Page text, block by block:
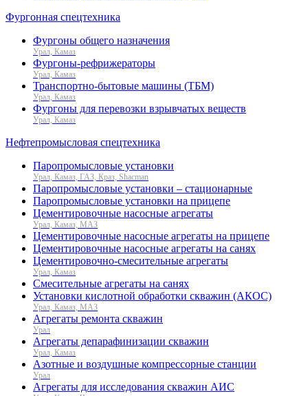
Фургонная спецтехника
Фургоны общего назначения
Урал, Камаз
Фургоны-рефрижераторы
Урал, Камаз
Транспортно-бытовые машины (ТБМ)
Урал, Камаз
Фургоны для перевозки взрывчатых веществ
Урал, Камаз
Нефтепромысловая спецтехника
Паропромысловые установки
Урал, Камаз, ГАЗ, Краз, Shacman
Паропромысловые установки – стационарные
Паропромысловые установки на прицепе
Цементировочные насосные агрегаты
Урал, Камаз, МАЗ
Цементировочные насосные агрегаты на прицепе
Цементировочные насосные агрегаты на санях
Цементировочно-смесительные агрегаты
Урал, Камаз
Смесительные агрегаты на санях
Установки кислотной обработки скважин (АКОС)
Урал, Камаз, МАЗ
Агрегаты ремонта скважин
Урал
Агрегаты депарафинизации скважин
Урал, Камаз
Азотные и воздушные компрессорные станции
Урал
Агрегаты для исследования скважин АИС